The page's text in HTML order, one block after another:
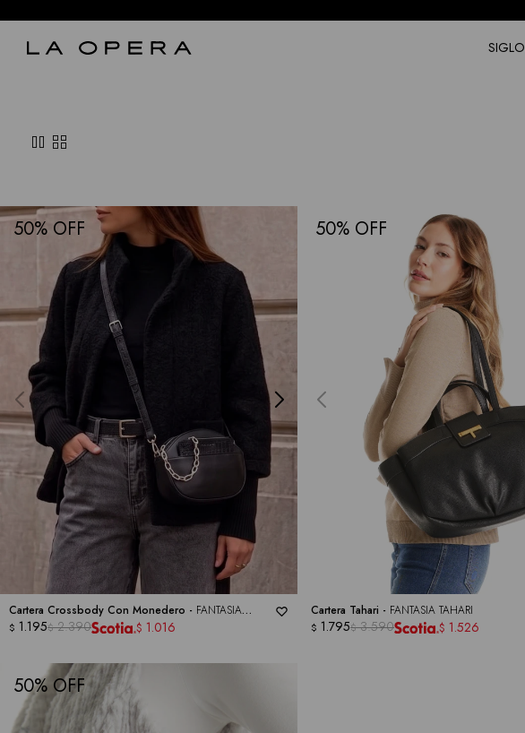
SIGLO
pause grid_view
50
Cartera Crossbody Con Monedero - FANTASIA
TAHARI
$ 1.195$ 2.390 $ 1.016
50
Cartera Tahari - FANTASIA TAHARI
$ 1.795$ 3.590 $ 1.526
50